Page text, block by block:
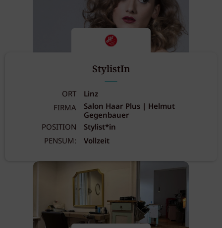
StylistIn
ORT
Linz
FIRMA
Salon Haar Plus | Helmut
Gegenbauer
POSITION
Stylist*in
PENSUM:
Vollzeit